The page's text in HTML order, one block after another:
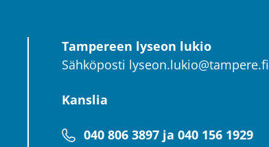
Tampereen lyseon lukio
Sähköposti lyseon.lukio@tampere.fi
Kanslia
040 806 3897 ja 040 156 1929